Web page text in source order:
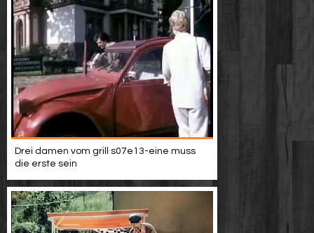
Drei damen vom grill s07e13-eine muss
die erste sein